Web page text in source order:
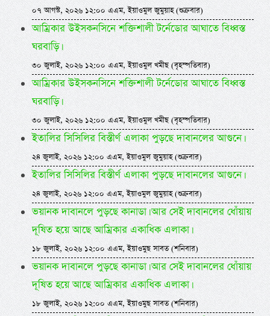
০৭ আগস্ট, ২০২৬ ১২:০০ এএম, ইয়াওমুল জুমুয়াহ (শুক্রবার)
আম্রিকার উইসকনসিনে শক্তিশালী টর্নেডোর আঘাতে বিধ্বস্ত
ঘরবাড়ি।
৩০ জুলাই, ২০২৬ ১২:০০ এএম, ইয়াওমুল খমীছ (বৃহস্পতিবার)
আম্রিকার উইসকনসিনে শক্তিশালী টর্নেডোর আঘাতে বিধ্বস্ত
ঘরবাড়ি।
৩০ জুলাই, ২০২৬ ১২:০০ এএম, ইয়াওমুল খমীছ (বৃহস্পতিবার)
ইতালির সিসিলির বিস্তীর্ণ এলাকা পুড়ছে দাবানলের আগুনে।
২৪ জুলাই, ২০২৬ ১২:০০ এএম, ইয়াওমুল জুমুয়াহ (শুক্রবার)
ইতালির সিসিলির বিস্তীর্ণ এলাকা পুড়ছে দাবানলের আগুনে।
২৪ জুলাই, ২০২৬ ১২:০০ এএম, ইয়াওমুল জুমুয়াহ (শুক্রবার)
ভয়ানক দাবানলে পুড়ছে কানাডা। আর সেই দাবানলের ধোঁয়ায়
দূষিত হয়ে আছে আম্রিকার একাধিক এলাকা।
১৮ জুলাই, ২০২৬ ১২:০০ এএম, ইয়াওমুছ সাবত (শনিবার)
ভয়ানক দাবানলে পুড়ছে কানাডা। আর সেই দাবানলের ধোঁয়ায়
দূষিত হয়ে আছে আম্রিকার একাধিক এলাকা।
১৮ জুলাই, ২০২৬ ১২:০০ এএম, ইয়াওমুছ সাবত (শনিবার)